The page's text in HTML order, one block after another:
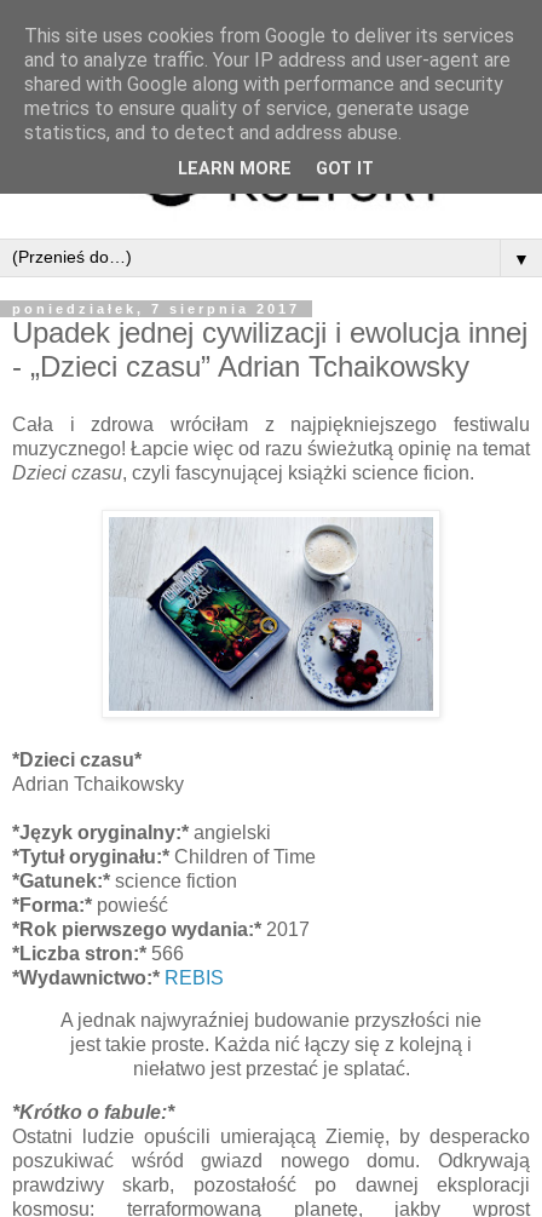
▼
poniedziałek, 7 sierpnia 2017
Upadek jednej cywilizacji i ewolucja innej
- „Dzieci czasu” Adrian Tchaikowsky
Cała i zdrowa wróciłam z najpiękniejszego festiwalu
muzycznego! Łapcie więc od razu świeżutką opinię na temat
Dzieci czasu, czyli fascynującej książki science ficion.
*Dzieci czasu*
Adrian Tchaikowsky
*Język oryginalny:* angielski
*Tytuł oryginału:* Children of Time
*Gatunek:* science fiction
*Forma:* powieść
*Rok pierwszego wydania:* 2017
*Liczba stron:* 566
*Wydawnictwo:* REBIS
A jednak najwyraźniej budowanie przyszłości nie
jest takie proste. Każda nić łączy się z kolejną i
niełatwo jest przestać je splatać.
*Krótko o fabule:*
Ostatni ludzie opuścili umierającą Ziemię, by desperacko
poszukiwać wśród gwiazd nowego domu. Odkrywają
prawdziwy skarb, pozostałość po dawnej eksploracji
kosmosu: terraformowaną planetę, jakby wprost
This site uses cookies from Google to deliver its services
and to analyze traffic. Your IP address and user-agent are
shared with Google along with performance and security
metrics to ensure quality of service, generate usage
statistics, and to detect and address abuse.
LEARN MORE GOT IT